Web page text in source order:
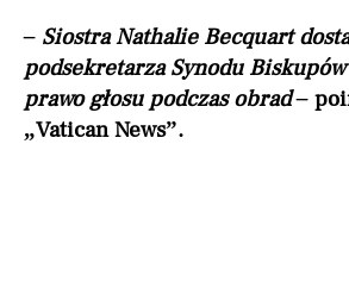
– Siostra Nathalie Becquart
podsekretarza Synodu
prawo głosu podczas obrad –
„Vatican News”.